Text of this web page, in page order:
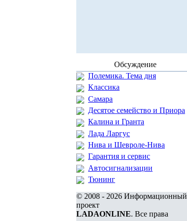
Обсуждение
Полемика. Тема дня
Классика
Самара
Десятое семейство и Приора
Калина и Гранта
Лада Ларгус
Нива и Шевроле-Нива
Гарантия и сервис
Автосигнализации
Тюнинг
© 2008 - 2026 Информационный
проект
LADAONLINE. Все права